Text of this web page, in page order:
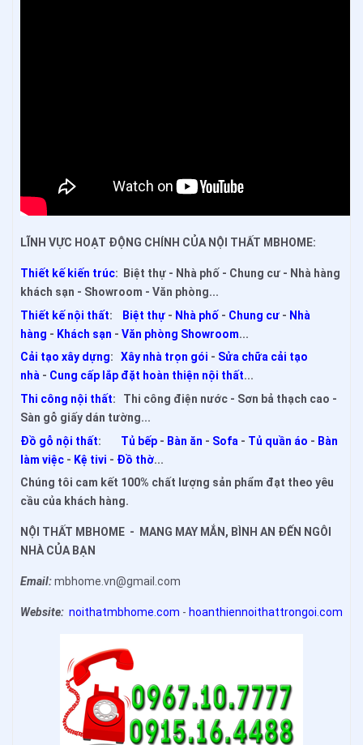
LĨNH VỰC HOẠT ĐỘNG CHÍNH CỦA NỘI THẤT MBHOME:
Thiết kế kiến trúc: Biệt thự - Nhà phố - Chung cư - Nhà hàng
khách sạn - Showroom - Văn phòng...
Thiết kế nội thất: Biệt thự - Nhà phố - Chung cư - Nhà
hàng - Khách sạn - Văn phòng Showroom...
Cải tạo xây dựng: Xây nhà trọn gói - Sửa chữa cải tạo
nhà - Cung cấp lắp đặt hoàn thiện nội thất...
Thi công nội thất: Thi công điện nước - Sơn bả thạch cao -
Sàn gỗ giấy dán tường...
Đồ gỗ nội thất: Tủ bếp - Bàn ăn - Sofa - Tủ quần áo - Bàn
làm việc - Kệ tivi - Đồ thờ...
Chúng tôi cam kết 100% chất lượng sản phẩm đạt theo yêu
cầu của khách hàng.
NỘI THẤT MBHOME - MANG MAY MẮN, BÌNH AN ĐẾN NGÔI
NHÀ CỦA BẠN
Email:mbhome.vn@gmail.com
Website: noithatmbhome.com - hoanthiennoithattrongoi.com